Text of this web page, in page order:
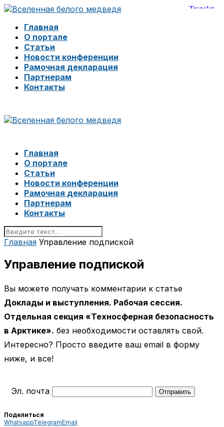
Главная
О портале
Статьи
Новости конференции
Рамочная декларация
Партнерам
Контакты
Главная
О портале
Статьи
Новости конференции
Рамочная декларация
Партнерам
Контакты
Главная Управление подпиской
Управление подпиской
Вы можете получать комментарии к статье
Доклады и выступления. Рабочая сессия.
Отдельная секция «Техносферная безопасность
в Арктике». без необходимости оставлять свой.
Интересно? Просто введите ваш email в форму
ниже, и все!
Эл. почта
Поделиться
WhatsappTelegramEmail